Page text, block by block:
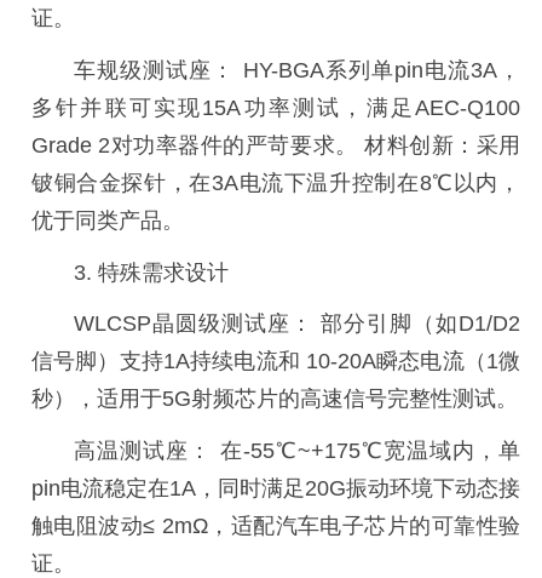
证。
车规级测试座：
HY-BGA系列单pin电流3A，
多针并联可实现15A功率测试，满足AEC-Q100
Grade 2对功率器件的严苛要求。 材料创新：采用
铍铜合金探针，在3A电流下温升控制在8℃以内，
优于同类产品。
3.特殊需求设计
WLCSP晶圆级测试座： 部分引脚（如D1/D2
信号脚）支持1A持续电流和 10-20A瞬态电流（1微
秒），适用于5G射频芯片的高速信号完整性测试。
高温测试座： 在-55℃~+175℃宽温域内，单
pin电流稳定在1A，同时满足20G振动环境下动态接
触电阻波动≤ 2mΩ，适配汽车电子芯片的可靠性验
证。